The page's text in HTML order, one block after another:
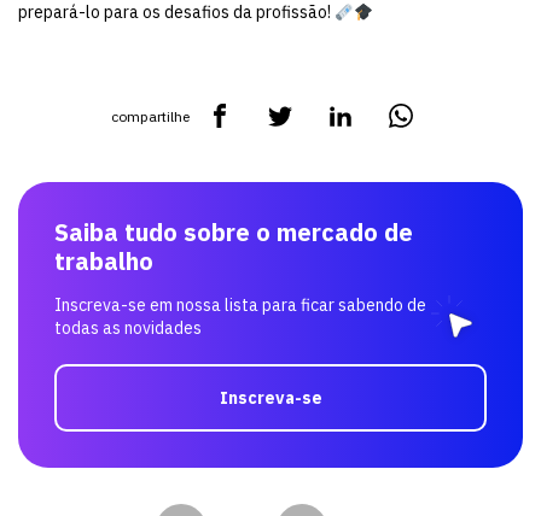
prepará-lo para os desafios da profissão!
compartilhe
Saiba tudo sobre o mercado de
trabalho
Inscreva-se em nossa lista para ficar sabendo de
todas as novidades
Inscreva-se